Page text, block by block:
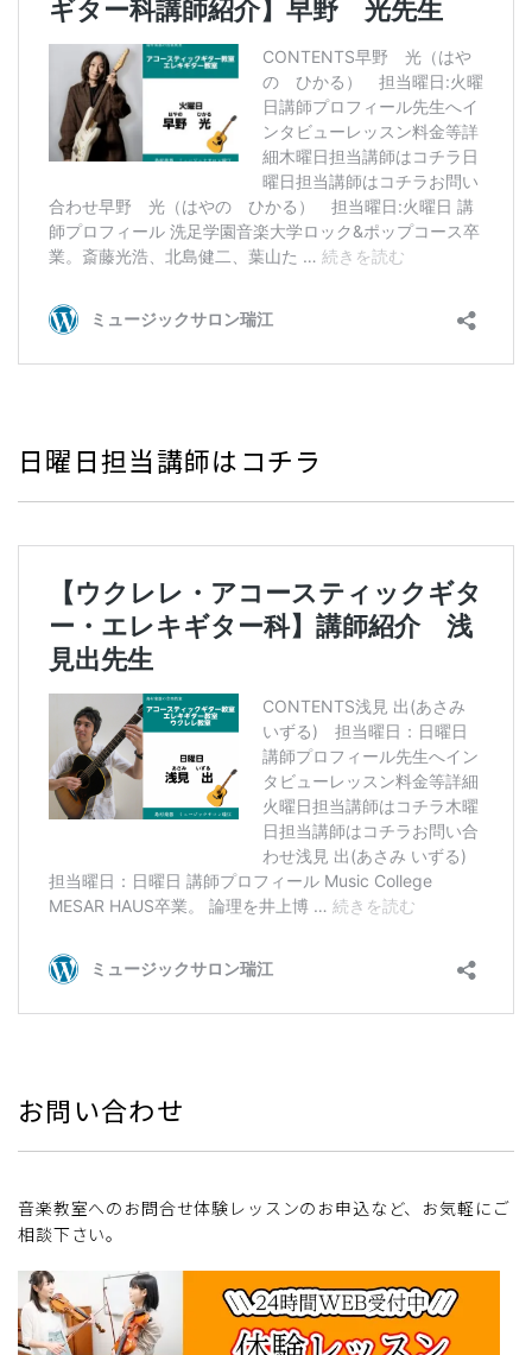
日曜日担当講師はコチラ
お問い合わせ
音楽教室へのお問合せ体験レッスンのお申込など、お気軽にご
相談下さい。